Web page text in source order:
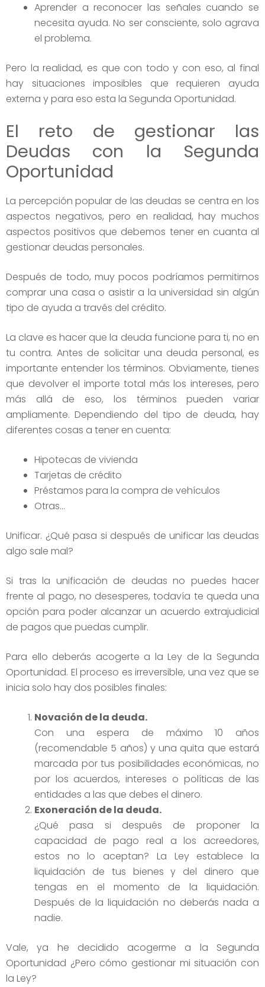
Aprender a reconocer las señales cuando se
necesita ayuda. No ser consciente, solo agrava
el problema.
Pero la realidad, es que con todo y con eso, al final
hay situaciones imposibles que requieren ayuda
externa y para eso esta la Segunda Oportunidad.
El reto de gestionar las
Deudas con la Segunda
Oportunidad
La percepción popular de las deudas se centra en los
aspectos negativos, pero en realidad, hay muchos
aspectos positivos que debemos tener en cuanta al
gestionar deudas personales.
Después de todo, muy pocos podríamos permitirnos
comprar una casa o asistir a la universidad sin algún
tipo de ayuda a través del crédito.
La clave es hacer que la deuda funcione para ti, no en
tu contra. Antes de solicitar una deuda personal, es
importante entender los términos. Obviamente, tienes
que devolver el importe total más los intereses, pero
más allá de eso, los términos pueden variar
ampliamente. Dependiendo del tipo de deuda, hay
diferentes cosas a tener en cuenta:
Hipotecas de vivienda
Tarjetas de crédito
Préstamos para la compra de vehículos
Otras…
Unificar. ¿Qué pasa si después de unificar las deudas
algo sale mal?
Si tras la unificación de deudas no puedes hacer
frente al pago, no desesperes, todavía te queda una
opción para poder alcanzar un acuerdo extrajudicial
de pagos que puedas cumplir.
Para ello deberás acogerte a la Ley de la Segunda
Oportunidad. El proceso es irreversible, una vez que se
inicia solo hay dos posibles finales:
Novación de la deuda.
Con una espera de máximo 10 años
(recomendable 5 años) y una quita que estará
marcada por tus posibilidades económicas, no
por los acuerdos, intereses o políticas de las
entidades a las que debes el dinero.
Exoneración de la deuda.
¿Qué pasa si después de proponer la
capacidad de pago real a los acreedores,
estos no lo aceptan? La Ley establece la
liquidación de tus bienes y del dinero que
tengas en el momento de la liquidación.
Después de la liquidación no deberás nada a
nadie.
Vale, ya he decidido acogerme a la Segunda
Oportunidad ¿Pero cómo gestionar mi situación con
la Ley?